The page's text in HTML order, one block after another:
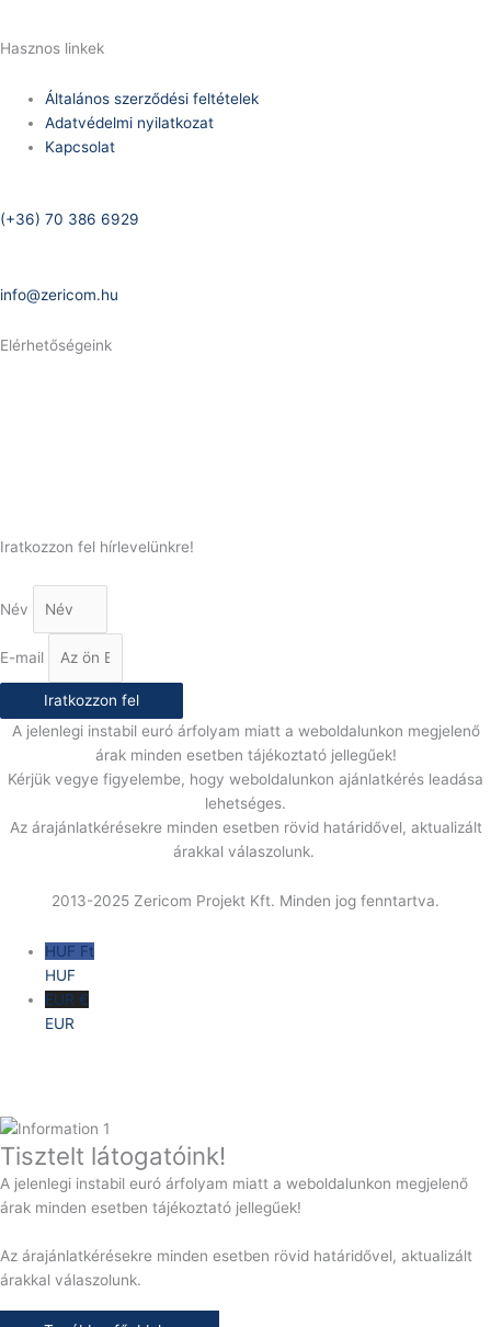
Hasznos linkek
Általános szerződési feltételek
Adatvédelmi nyilatkozat
Kapcsolat
(+36) 70 386 6929
info@zericom.hu
Elérhetőségeink
Iratkozzon fel hírlevelünkre!
Név
E-mail
Iratkozzon fel
A jelenlegi instabil euró árfolyam miatt a weboldalunkon megjelenő
árak minden esetben tájékoztató jellegűek!
Kérjük vegye figyelembe, hogy weboldalunkon ajánlatkérés leadása
lehetséges.
Az árajánlatkérésekre minden esetben rövid határidővel, aktualizált
árakkal válaszolunk.
2013-2025 Zericom Projekt Kft. Minden jog fenntartva.
HUF Ft
HUF
EUR €
EUR
Tisztelt látogatóink!
A jelenlegi instabil euró árfolyam miatt a weboldalunkon megjelenő
árak minden esetben tájékoztató jellegűek!
Az árajánlatkérésekre minden esetben rövid határidővel, aktualizált
árakkal válaszolunk.